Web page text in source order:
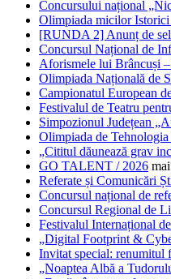
Concursului național
Olimpiada micilor
[RUNDA 2] Anunț de
Concursul Național de
Aforismele lui Brâncuși –
Olimpiada Națională de
Campionatul European
Festivalul de Teatru
Simpozionul Județean
Olimpiada de
„Cititul dăunează grav
GO TALENT / 2026
Referate și Comunicări
Concursul național de
Concursul Regional de
Festivalul Internațional
„Digital Footprint &
Invitat special: renumitul
„Noaptea Albă a